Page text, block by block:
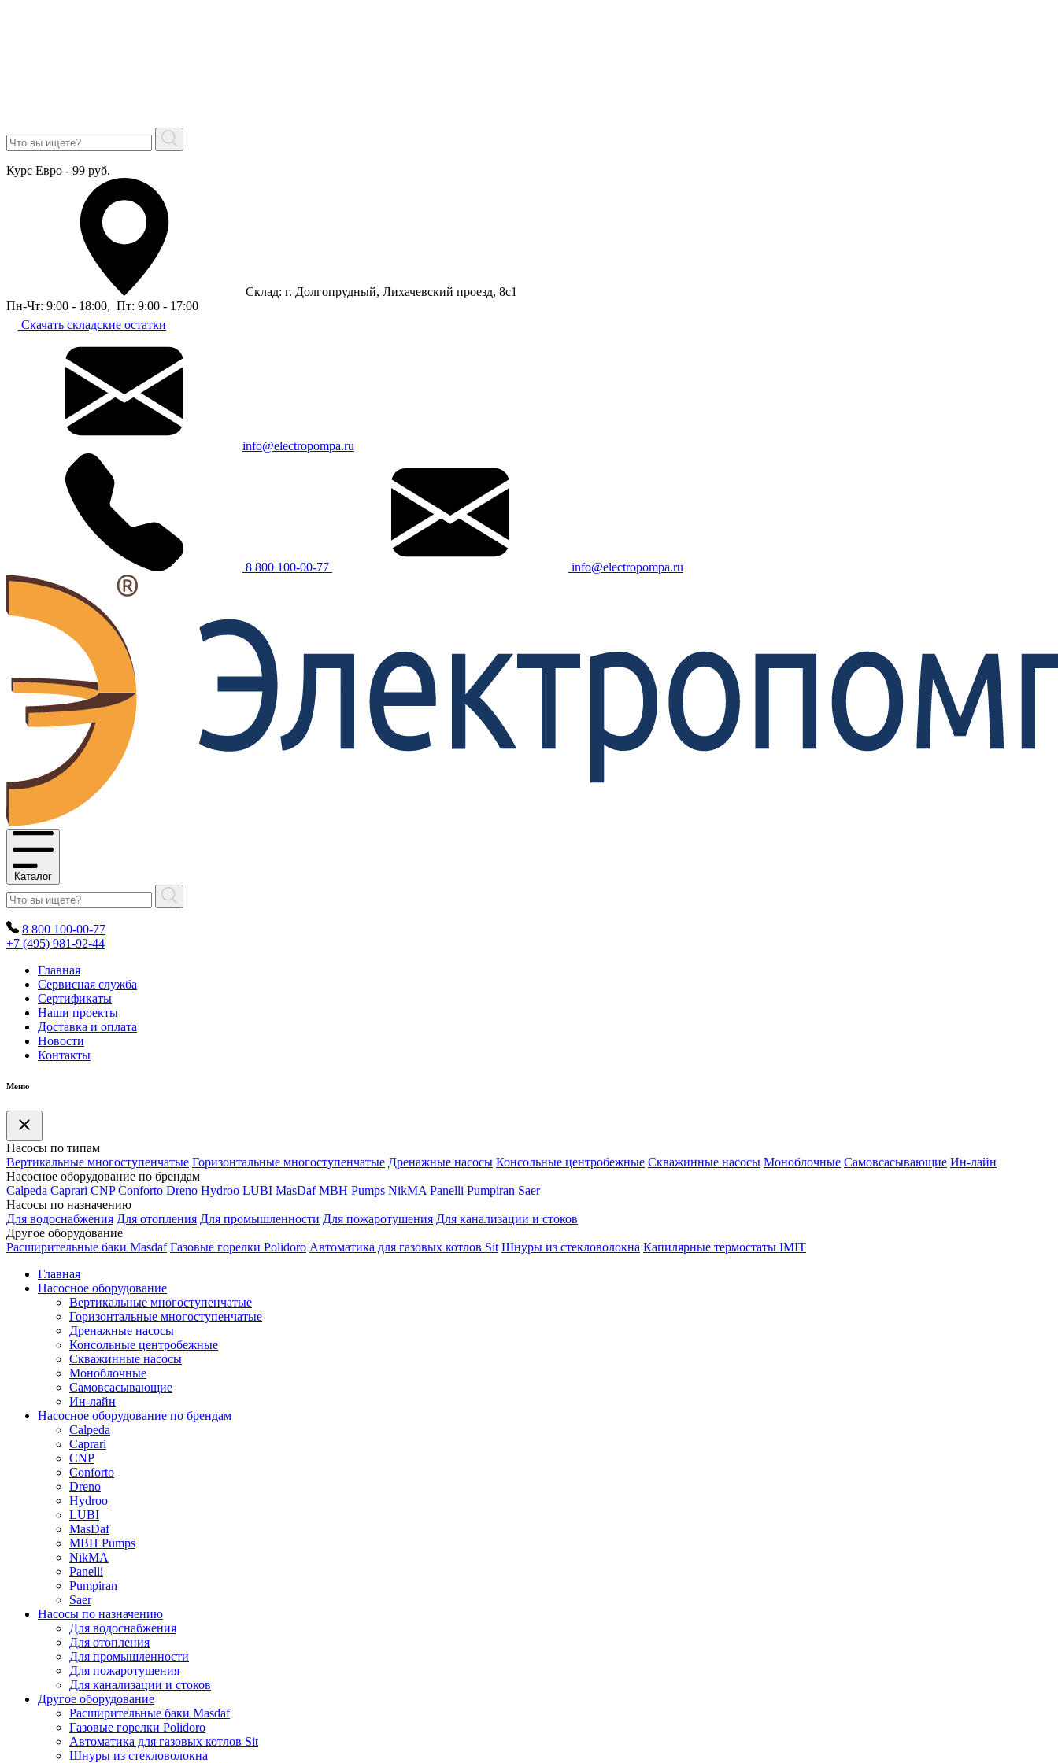
Курс Евро - 99 руб.
Склад: г. Долгопрудный, Лихачевский проезд, 8c1
Пн-Чт: 9:00 - 18:00, Пт: 9:00 - 17:00
Скачать складские остатки
info@electropompa.ru
8 800 100-00-77 info@electropompa.ru
Каталог
8 800 100-00-77
+7 (495) 981-92-44
Главная
Сервисная служба
Сертификаты
Наши проекты
Доставка и оплата
Новости
Контакты
Меню
Насосы по типам
Вертикальные многоступенчатые Горизонтальные многоступенчатые Дренажные насосы Консольные центробежные Скважинные насосы Моноблочные Самовсасывающие Ин-лайн
Насосное оборудование по брендам
Calpeda Caprari CNP Conforto Dreno Hydroo LUBI MasDaf MBH Pumps NikMA Panelli Pumpiran Saer
Насосы по назначению
Для водоснабжения Для отопления Для промышленности Для пожаротушения Для канализации и стоков
Другое оборудование
Расширительные баки Masdaf Газовые горелки Polidoro Автоматика для газовых котлов Sit Шнуры из стекловолокна Капилярные термостаты IMIT
Главная
Насосное оборудование
Вертикальные многоступенчатые
Горизонтальные многоступенчатые
Дренажные насосы
Консольные центробежные
Скважинные насосы
Моноблочные
Самовсасывающие
Ин-лайн
Насосное оборудование по брендам
Calpeda
Caprari
CNP
Conforto
Dreno
Hydroo
LUBI
MasDaf
MBH Pumps
NikMA
Panelli
Pumpiran
Saer
Насосы по назначению
Для водоснабжения
Для отопления
Для промышленности
Для пожаротушения
Для канализации и стоков
Другое оборудование
Расширительные баки Masdaf
Газовые горелки Polidoro
Автоматика для газовых котлов Sit
Шнуры из стекловолокна